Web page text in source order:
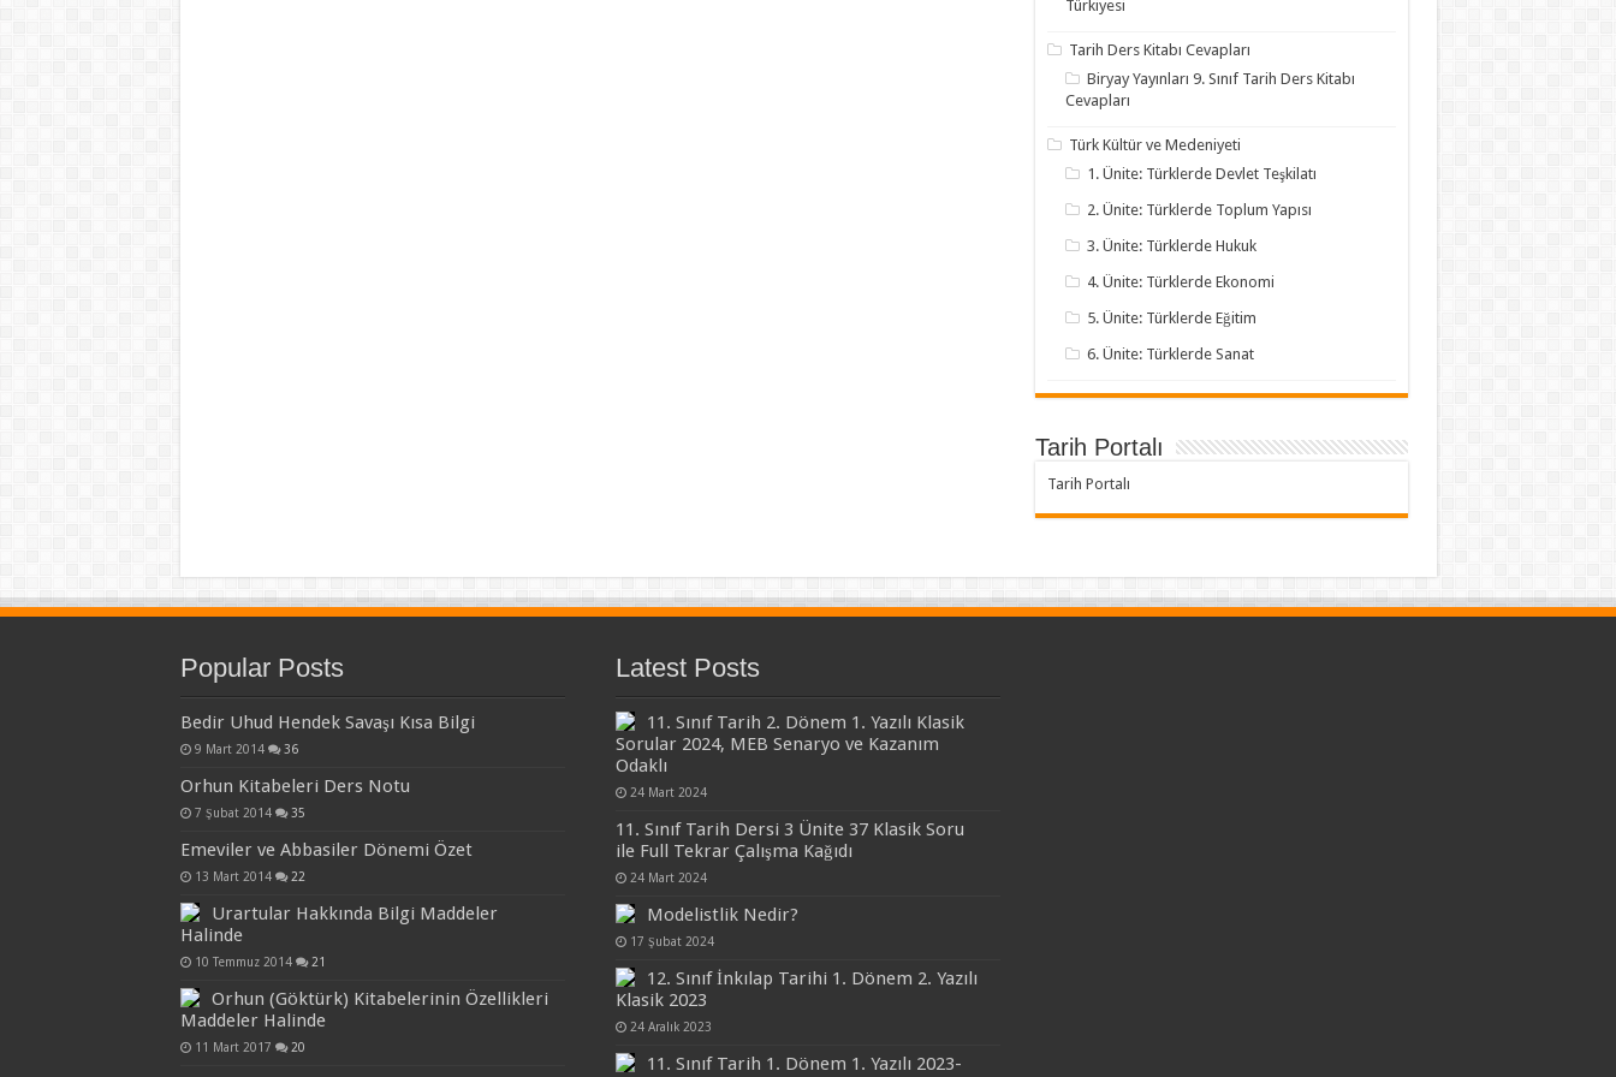
Türkiyesi
Tarih Ders Kitabı Cevapları
Biryay Yayınları 9. Sınıf Tarih Ders Kitabı
Cevapları
Türk Kültür ve Medeniyeti
1. Ünite: Türklerde Devlet Teşkilatı
2. Ünite: Türklerde Toplum Yapısı
3. Ünite: Türklerde Hukuk
4. Ünite: Türklerde Ekonomi
5. Ünite: Türklerde Eğitim
6. Ünite: Türklerde Sanat
Tarih Portalı
Tarih Portalı
Popular Posts
Bedir Uhud Hendek Savaşı Kısa Bilgi
9 Mart 2014 36
Orhun Kitabeleri Ders Notu
7 Şubat 2014 35
Emeviler ve Abbasiler Dönemi Özet
13 Mart 2014 22
Urartular Hakkında Bilgi Maddeler
Halinde
10 Temmuz 2014 21
Orhun (Göktürk) Kitabelerinin Özellikleri
Maddeler Halinde
11 Mart 2017 20
Latest Posts
11. Sınıf Tarih 2. Dönem 1. Yazılı Klasik
Sorular 2024, MEB Senaryo ve Kazanım
Odaklı
24 Mart 2024
11. Sınıf Tarih Dersi 3 Ünite 37 Klasik Soru
ile Full Tekrar Çalışma Kağıdı
24 Mart 2024
Modelistlik Nedir?
17 Şubat 2024
12. Sınıf İnkılap Tarihi 1. Dönem 2. Yazılı
Klasik 2023
24 Aralık 2023
11. Sınıf Tarih 1. Dönem 1. Yazılı 2023-